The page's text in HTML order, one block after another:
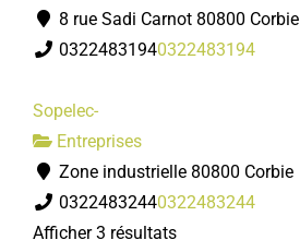
8 rue Sadi Carnot 80800 Corbie
03224831940322483194
Sopelec-
Entreprises
Zone industrielle 80800 Corbie
03224832440322483244
Afficher 3 résultats